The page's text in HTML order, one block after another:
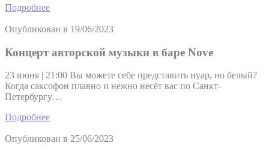
Подробнее
Опубликован в 19/06/2023
Концерт авторской музыки в баре Nove
23 июня | 21:00 Вы можете себе представить нуар, но белый?
Когда саксофон плавно и нежно несёт вас по Санкт-
Петербургу…
Подробнее
Опубликован в 25/06/2023